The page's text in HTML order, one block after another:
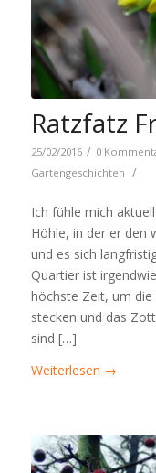
Ratzfatz
25/02/2016 / 0
Gartengeschichten /
Ich fühle mich
Höhle, in der er den
und es sich
Quartier ist
höchste Zeit, um die
stecken und das
sind […]
Weiterlesen →